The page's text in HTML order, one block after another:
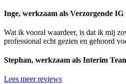
Inge, werkzaam als Verzorgende IG
Wat ik vooral waardeer, is dat ik mij
professional echt gezien en gehoord
Stephan, werkzaam als Interim
Lees meer reviews